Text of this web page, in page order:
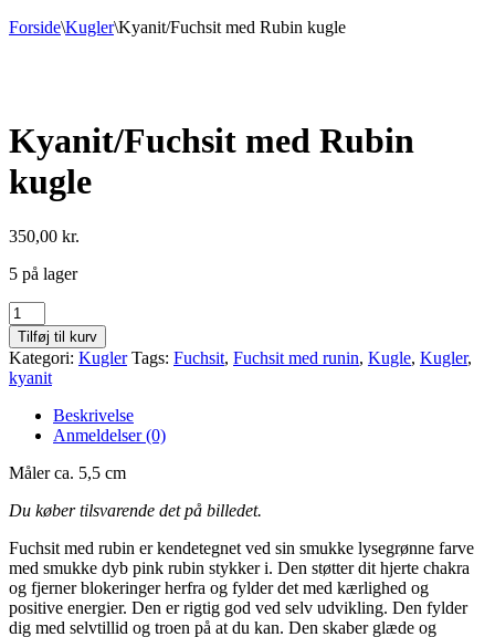
Forside\Kugler\Kyanit/Fuchsit med Rubin kugle
Kyanit/Fuchsit med Rubin
kugle
350,00 kr.
5 på lager
Kyanit/Fuchsit
med
Rubin
kugle
antal
Tilføj til kurv
Kategori: Kugler Tags: Fuchsit, Fuchsit med runin, Kugle, Kugler,
kyanit
Beskrivelse
Anmeldelser (0)
Måler ca. 5,5 cm
Du køber tilsvarende det på billedet.
Fuchsit med rubin er kendetegnet ved sin smukke lysegrønne farve
med smukke dyb pink rubin stykker i. Den støtter dit hjerte chakra
og fjerner blokeringer herfra og fylder det med kærlighed og
positive energier. Den er rigtig god ved selv udvikling. Den fylder
dig med selvtillid og troen på at du kan. Den skaber glæde og